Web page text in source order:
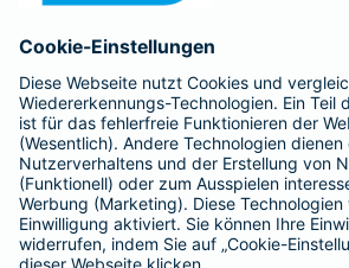
Barmenia ist Teil der
BELIEBTE SEITEN
Kranken-
Tierversicherungen
Hausratversicherung